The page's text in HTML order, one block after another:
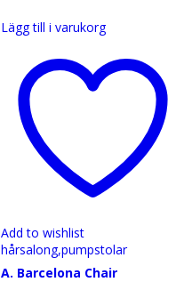
Lägg till i varukorg
Add to wishlist
hårsalong,pumpstolar
A. Barcelona Chair